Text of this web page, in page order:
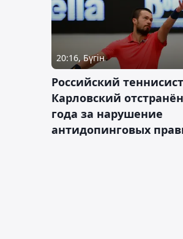
20:16, Бүгін
Российский теннисист
Карловский
года за нарушение
антидопинговых